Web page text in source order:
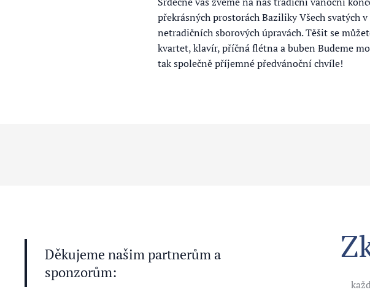
překrásných prostorách Baziliky Všech svatých
netradičních sborových úpravách. Těšit se
kvartet, klavír, příčná flétna a buben Budeme
tak společně příjemné předvánoční chvíle!
Děkujeme našim partnerům a
sponzorům: